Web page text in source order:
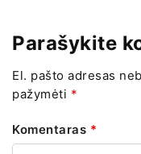
Parašykite
El. pašto adresas
pažymėti *
Komentaras *